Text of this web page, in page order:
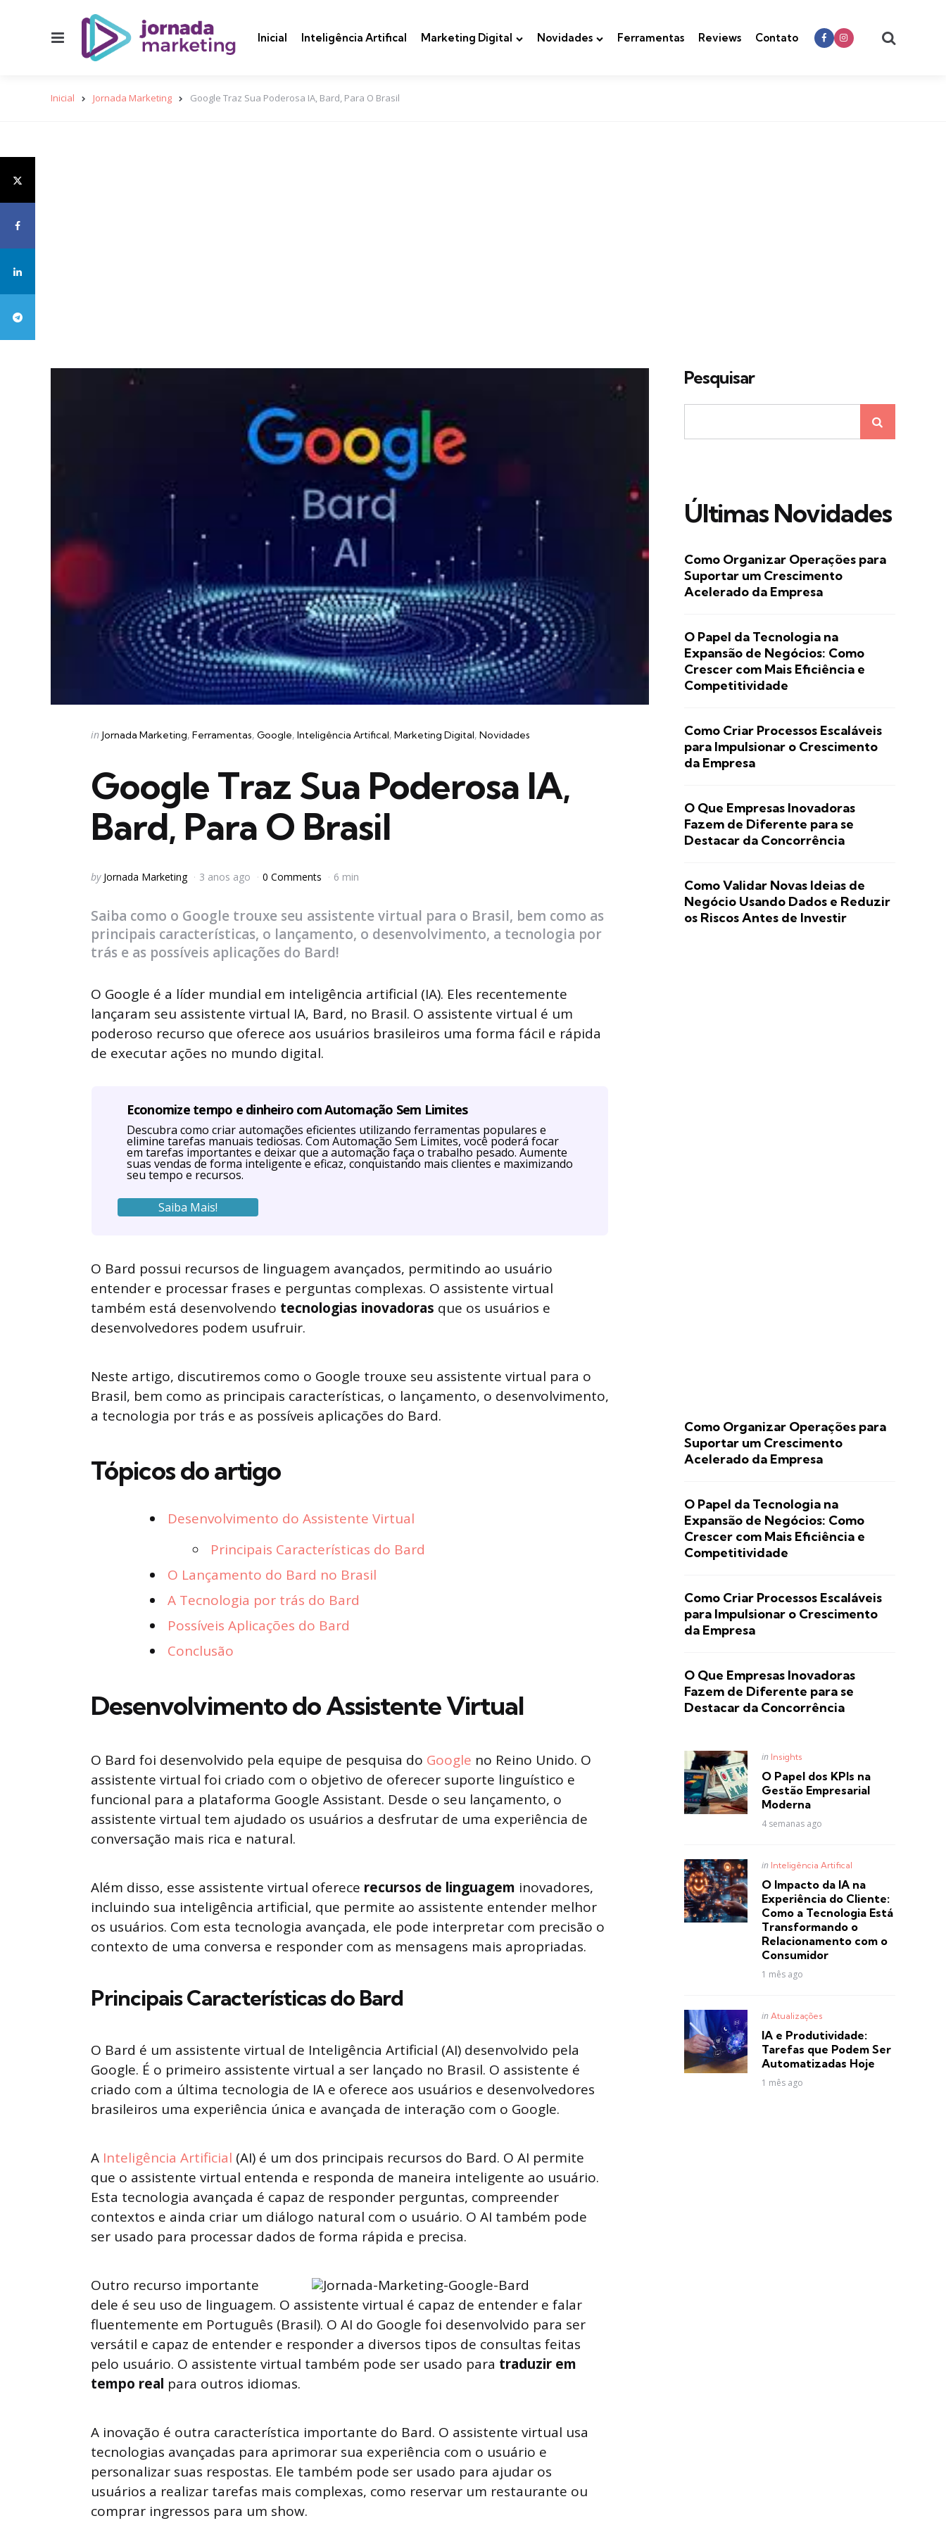
Inicial Inteligência Artifical Marketing Digital Novidades Ferramentas Reviews Contato
Inicial Jornada Marketing Google Traz Sua Poderosa IA, Bard, Para O Brasil
Categories
Posted
in Jornada Marketing Ferramentas Google Inteligência Artifical Marketing Digital Novidades
Google Traz Sua Poderosa IA,
Bard, Para O Brasil
Posted
by Jornada Marketing 3 anos ago 0 Comments 6 min
Saiba como o Google trouxe seu assistente virtual para o Brasil, bem como as
principais características, o lançamento, o desenvolvimento, a tecnologia por
trás e as possíveis aplicações do Bard!
O Google é a líder mundial em inteligência artificial (IA). Eles recentemente
lançaram seu assistente virtual IA, Bard, no Brasil. O assistente virtual é um
poderoso recurso que oferece aos usuários brasileiros uma forma fácil e rápida
de executar ações no mundo digital.
Economize tempo e dinheiro com Automação Sem Limites
Descubra como criar automações eficientes utilizando ferramentas populares e
elimine tarefas manuais tediosas. Com Automação Sem Limites, você poderá focar
em tarefas importantes e deixar que a automação faça o trabalho pesado. Aumente
suas vendas de forma inteligente e eficaz, conquistando mais clientes e maximizando
seu tempo e recursos.
Saiba Mais!
O Bard possui recursos de linguagem avançados, permitindo ao usuário
entender e processar frases e perguntas complexas. O assistente virtual
também está desenvolvendo tecnologias inovadoras que os usuários e
desenvolvedores podem usufruir.
Neste artigo, discutiremos como o Google trouxe seu assistente virtual para o
Brasil, bem como as principais características, o lançamento, o desenvolvimento,
a tecnologia por trás e as possíveis aplicações do Bard.
Tópicos do artigo
Desenvolvimento do Assistente Virtual
Principais Características do Bard
O Lançamento do Bard no Brasil
A Tecnologia por trás do Bard
Possíveis Aplicações do Bard
Conclusão
Desenvolvimento do Assistente Virtual
O Bard foi desenvolvido pela equipe de pesquisa do Google no Reino Unido. O
assistente virtual foi criado com o objetivo de oferecer suporte linguístico e
funcional para a plataforma Google Assistant. Desde o seu lançamento, o
assistente virtual tem ajudado os usuários a desfrutar de uma experiência de
conversação mais rica e natural.
Além disso, esse assistente virtual oferece recursos de linguagem inovadores,
incluindo sua inteligência artificial, que permite ao assistente entender melhor
os usuários. Com esta tecnologia avançada, ele pode interpretar com precisão o
contexto de uma conversa e responder com as mensagens mais apropriadas.
Principais Características do Bard
O Bard é um assistente virtual de Inteligência Artificial (AI) desenvolvido pela
Google. É o primeiro assistente virtual a ser lançado no Brasil. O assistente é
criado com a última tecnologia de IA e oferece aos usuários e desenvolvedores
brasileiros uma experiência única e avançada de interação com o Google.
A Inteligência Artificial (AI) é um dos principais recursos do Bard. O AI permite
que o assistente virtual entenda e responda de maneira inteligente ao usuário.
Esta tecnologia avançada é capaz de responder perguntas, compreender
contextos e ainda criar um diálogo natural com o usuário. O AI também pode
ser usado para processar dados de forma rápida e precisa.
Outro recurso importante
dele é seu uso de linguagem. O assistente virtual é capaz de entender e falar
fluentemente em Português (Brasil). O AI do Google foi desenvolvido para ser
versátil e capaz de entender e responder a diversos tipos de consultas feitas
pelo usuário. O assistente virtual também pode ser usado para traduzir em
tempo real para outros idiomas.
A inovação é outra característica importante do Bard. O assistente virtual usa
tecnologias avançadas para aprimorar sua experiência com o usuário e
personalizar suas respostas. Ele também pode ser usado para ajudar os
usuários a realizar tarefas mais complexas, como reservar um restaurante ou
comprar ingressos para um show.
Pesquisar
Últimas Novidades
Como Organizar Operações para
Suportar um Crescimento
Acelerado da Empresa
O Papel da Tecnologia na
Expansão de Negócios: Como
Crescer com Mais Eficiência e
Competitividade
Como Criar Processos Escaláveis
para Impulsionar o Crescimento
da Empresa
O Que Empresas Inovadoras
Fazem de Diferente para se
Destacar da Concorrência
Como Validar Novas Ideias de
Negócio Usando Dados e Reduzir
os Riscos Antes de Investir
Como Organizar Operações para
Suportar um Crescimento
Acelerado da Empresa
O Papel da Tecnologia na
Expansão de Negócios: Como
Crescer com Mais Eficiência e
Competitividade
Como Criar Processos Escaláveis
para Impulsionar o Crescimento
da Empresa
O Que Empresas Inovadoras
Fazem de Diferente para se
Destacar da Concorrência
Posted
in Insights
O Papel dos KPIs na
Gestão Empresarial
Moderna
4 semanas ago
Posted
in Inteligência Artifical
O Impacto da IA na
Experiência do Cliente:
Como a Tecnologia Está
Transformando o
Relacionamento com o
Consumidor
1 mês ago
Posted
in Atualizações
IA e Produtividade:
Tarefas que Podem Ser
Automatizadas Hoje
1 mês ago